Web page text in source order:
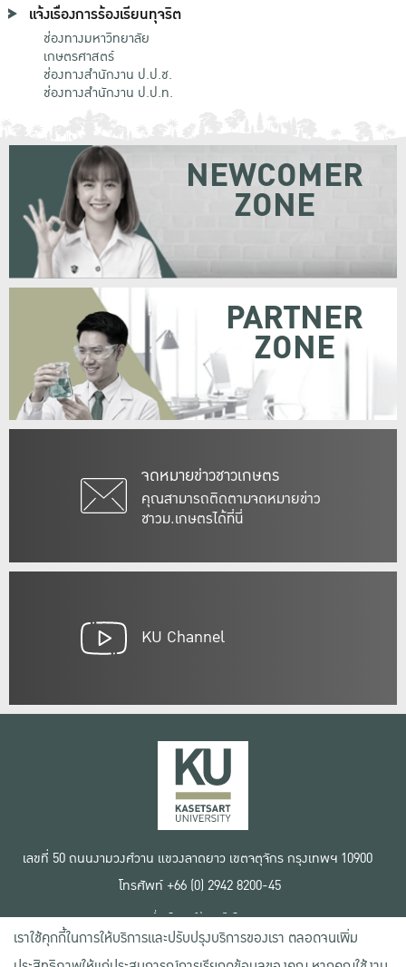
แจ้งเรื่องการร้องเรียนทุจริต
ช่องทางมหาวิทยาลัย
เกษตรศาสตร์
ช่องทางสำนักงาน ป.ป.ช.
ช่องทางสำนักงาน ป.ป.ท.
จดหมายข่าวชาวเกษตร
คุณสามารถติดตามจดหมายข่าว
ชาวม.เกษตรได้ที่นี่
NEWCOMER
ZONE
PARTNER
ZONE
KU Channel
เลขที่ 50 ถนนงามวงศ์วาน แขวงลาดยาว เขตจตุจักร กรุงเทพฯ 10900
โทรศัพท์ +66 (0) 2942 8200-45
เงื่อนไขการใช้งานเว็บไซต์
ข้อตกลงด้านสิทธิ์ใช้งาน
นโยบายความเป็นส่วนตัว
เราใช้คุกกี้ในการให้บริการและปรับปรุงบริการของเรา ตลอดจนเพิ่ม